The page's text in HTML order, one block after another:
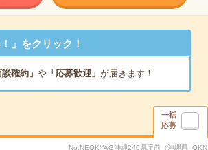
」をクリック！
談確約」 や「応募歓迎」 が届きます！
一括
応募
No.NEOKYAG沖縄240県庁前（沖縄県_OKN